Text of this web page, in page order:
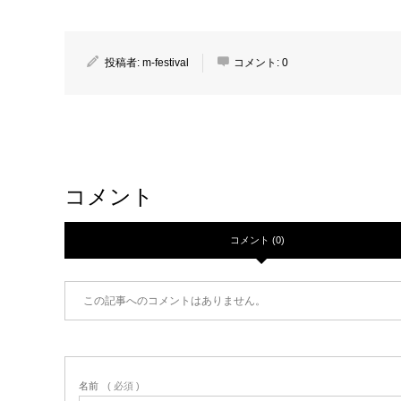
投稿者: m-festival コメント: 0
コメント
コメント (0)
この記事へのコメントはありません。
名前 ( 必須 )